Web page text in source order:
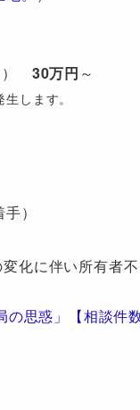
） 30万円 ～
します。
）
化に伴い所有者不
の思惑」【相談件